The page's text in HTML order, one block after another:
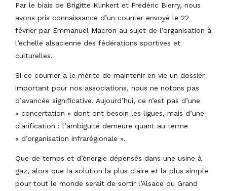
Par le biais de Brigitte Klinkert et Frédéric Bierry, nous
avons pris connaissance d’un courrier envoyé le 22
février par Emmanuel Macron au sujet de l’organisation à
l’échelle alsacienne des fédérations sportives et
culturelles.
Si ce courrier a le mérite de maintenir en vie un dossier
important pour nos associations, nous ne notons pas
d’avancée significative. Aujourd’hui, ce n’est pas d’une
« concertation » dont ont besoin les ligues, mais d’une
clarification : l’ambiguïté demeure quant au terme
« d’organisation infrarégionale ».
Que de temps et d’énergie dépensés dans une usine à
gaz, alors que la solution la plus claire et la plus simple
pour tout le monde serait de sortir l’Alsace du Grand